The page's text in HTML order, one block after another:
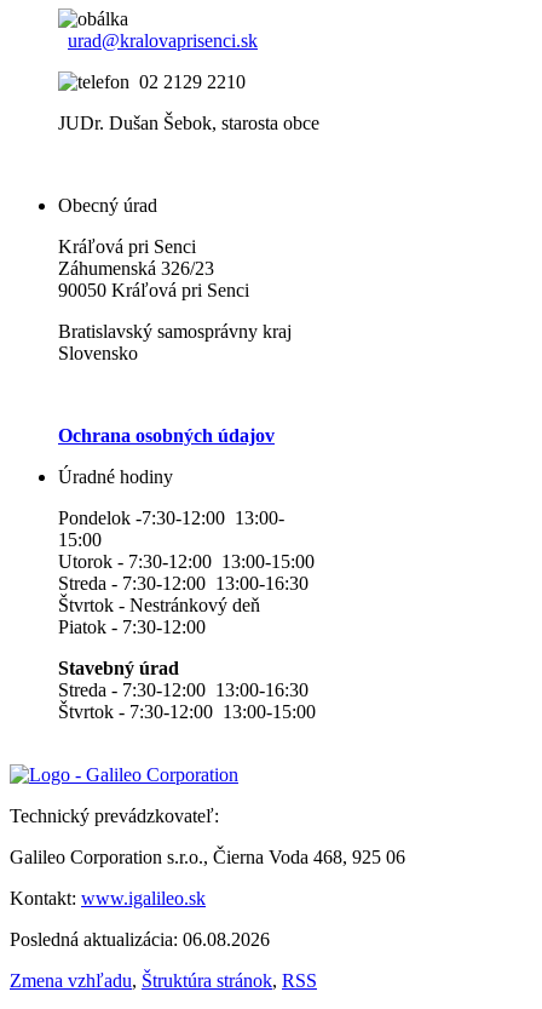
urad@kralovaprisenci.sk
02 2129 2210
JUDr. Dušan Šebok, starosta obce
Obecný úrad
Kráľová pri Senci
Záhumenská 326/23
90050 Kráľová pri Senci
Bratislavský samosprávny kraj
Slovensko
Ochrana osobných údajov
Úradné hodiny
Pondelok -7:30-12:00 13:00-
15:00
Utorok - 7:30-12:00 13:00-15:00
Streda - 7:30-12:00 13:00-16:30
Štvrtok - Nestránkový deň
Piatok - 7:30-12:00
Stavebný úrad
Streda - 7:30-12:00 13:00-16:30
Štvrtok - 7:30-12:00 13:00-15:00
Technický prevádzkovateľ:
Galileo Corporation s.r.o., Čierna Voda 468, 925 06
Kontakt: www.igalileo.sk
Posledná aktualizácia: 06.08.2026
Zmena vzhľadu, Štruktúra stránok, RSS